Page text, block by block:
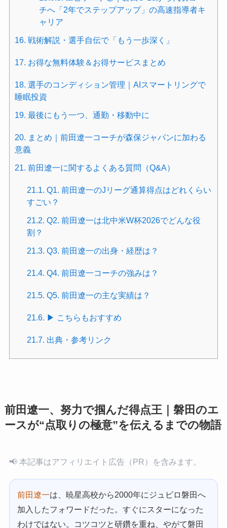
チへ「2年でステップアップ」の高速指導者キ
ャリア
16. 戦術解説・選手自伝で「もう一歩深く」
17. お得な無料体験＆お得サービスまとめ
18. 選手のコンディション管理｜AIスマートリングで
睡眠投資
19. 最後にもう一つ、通勤・移動中に
20. まとめ｜前田遼一コーチが森保ジャパンに加わる
意義
21. 前田遼一に関するよくある質問（Q&A）
21.1. Q1. 前田遼一のJリーグ通算得点はどれくらい
すごい？
21.2. Q2. 前田遼一は北中米W杯2026でどんな役
割？
21.3. Q3. 前田遼一の出身・経歴は？
21.4. Q4. 前田遼一コーチの強みは？
21.5. Q5. 前田遼一の主な実績は？
21.6. ▶ こちらもおすすめ
21.7. 出典・参考リンク
前田遼一、努力で掴んだ得点王｜磐田のエ
ースが“点取りの極意”を伝えるまでの物語
📢 本記事はアフィリエイト広告（PR）を含みます。
前田遼一は、暁星高校から2000年にジュビロ磐田へ
加入したフォワードだった。すぐにスターになった
わけではない。コツコツと研鑽を重ね、やがて磐田